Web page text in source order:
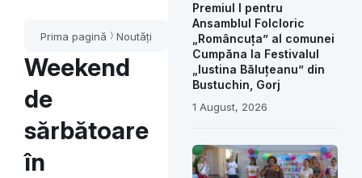
Prima pagină Noutăți
Weekend
de
sărbătoare
în
Premiul I pentru
Ansamblul Folcloric
„Româncuța” al comunei
Cumpăna la Festivalul
„Iustina Băluțeanu” din
Bustuchin, Gorj
1 August, 2026